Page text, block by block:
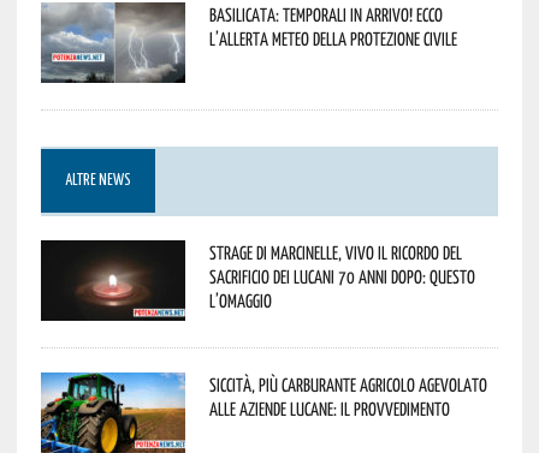
Basilicata: temporali in arrivo! Ecco
l’allerta meteo della Protezione civile
ALTRE NEWS
Strage di Marcinelle, vivo il ricordo del
sacrificio dei lucani 70 anni dopo: questo
l’omaggio
Siccità, più carburante agricolo agevolato
alle aziende lucane: il provvedimento